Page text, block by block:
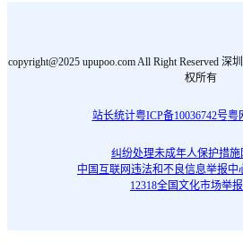
copyright@2025 upupoo.com All Right Reserved
权所有
站长统计粤ICP备10036742号粤
纠纷处理未成年人保护措施
中国互联网违法和不良信息举报中
12318全国文化市场举